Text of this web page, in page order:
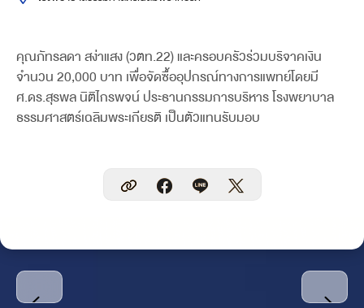
คุณภัทรลดา สง่าแสง (วตท.22) และครอบครัวร่วมบริจาคเงิน
จำนวน 20,000 บาท เพื่อจัดซื้ออุปกรณ์ทางการแพทย์โดยมี
ศ.ดร.สุรพล นิติไกรพจน์ ประธานกรรมการบริหาร โรงพยาบาล
ธรรมศาสตร์เฉลิมพระเกียรติ เป็นตัวแทนรับมอบ